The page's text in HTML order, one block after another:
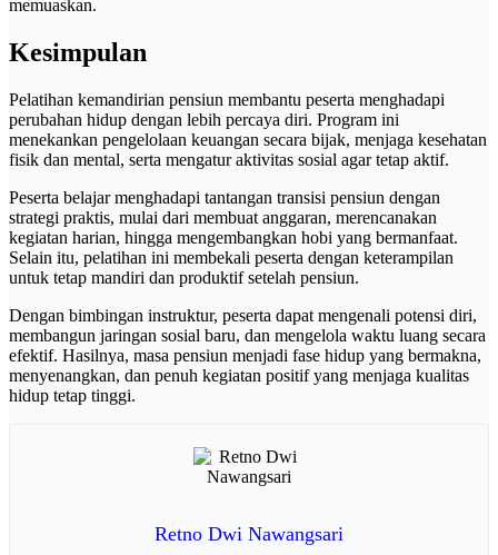
memuaskan.
Kesimpulan
Pelatihan kemandirian pensiun membantu peserta menghadapi
perubahan hidup dengan lebih percaya diri. Program ini
menekankan pengelolaan keuangan secara bijak, menjaga kesehatan
fisik dan mental, serta mengatur aktivitas sosial agar tetap aktif.
Peserta belajar menghadapi tantangan transisi pensiun dengan
strategi praktis, mulai dari membuat anggaran, merencanakan
kegiatan harian, hingga mengembangkan hobi yang bermanfaat.
Selain itu, pelatihan ini membekali peserta dengan keterampilan
untuk tetap mandiri dan produktif setelah pensiun.
Dengan bimbingan instruktur, peserta dapat mengenali potensi diri,
membangun jaringan sosial baru, dan mengelola waktu luang secara
efektif. Hasilnya, masa pensiun menjadi fase hidup yang bermakna,
menyenangkan, dan penuh kegiatan positif yang menjaga kualitas
hidup tetap tinggi.
Retno Dwi Nawangsari